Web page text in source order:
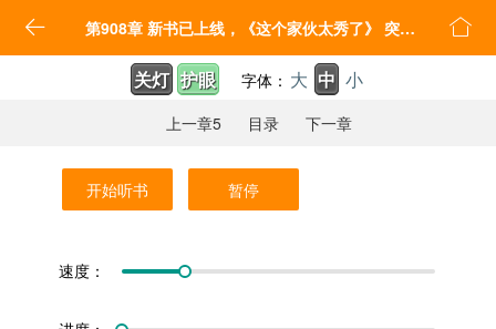
 第908章 新书已上线，《这个家伙太秀了》 突然成仙了怎么办 
关灯 护眼 字体： 大 中 小
上一章5 目录 下一章
开始听书 暂停
速度：